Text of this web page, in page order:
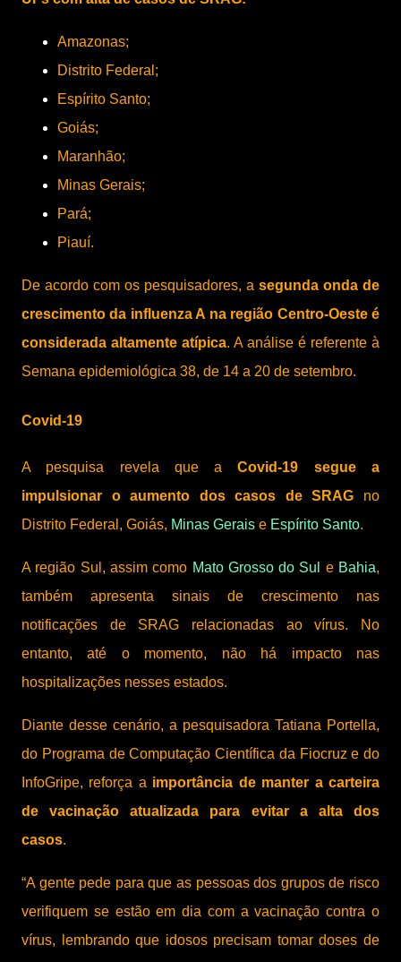
Amazonas;
Distrito Federal;
Espírito Santo;
Goiás;
Maranhão;
Minas Gerais;
Pará;
Piauí.
De acordo com os pesquisadores, a segunda onda de
crescimento da influenza A na região Centro-Oeste é
considerada altamente atípica. A análise é referente à
Semana epidemiológica 38, de 14 a 20 de setembro.
Covid-19
A pesquisa revela que aCovid-19 segue a
impulsionar o aumento dos casos de SRAG no
Distrito Federal, Goiás, Minas Gerais e Espírito Santo.
A região Sul, assim como Mato Grosso do Sul e Bahia,
também apresenta sinais de crescimento nas
notificações de SRAG relacionadas ao vírus. No
entanto, até o momento, não há impacto nas
hospitalizações nesses estados.
Diante desse cenário, a pesquisadora Tatiana Portella,
do Programa de Computação Científica da Fiocruz e do
InfoGripe, reforça a importância de manter a carteira
de vacinação atualizada para evitar a alta dos
casos.
“A gente pede para que as pessoas dos grupos de risco
verifiquem se estão em dia com a vacinação contra o
vírus, lembrando que idosos precisam tomar doses de